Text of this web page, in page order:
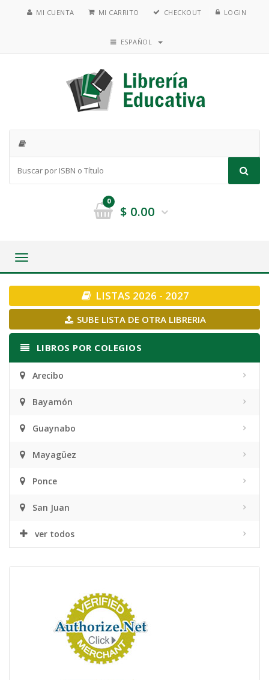
MI CUENTA MI CARRITO CHECKOUT LOGIN
ESPAÑOL
0
$ 0.00
Toggle
LISTAS 2026 - 2027
SUBE LISTA DE OTRA LIBRERIA
LIBROS POR COLEGIOS
Arecibo
Bayamón
Guaynabo
Mayagüez
Ponce
San Juan
ver todos